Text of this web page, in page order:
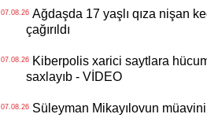
07.08.26Ağdaşda 17 yaşlı qıza nişan
çağırıldı
07.08.26Kiberpolis xarici saytlara
saxlayıb - VİDEO
07.08.26Süleyman Mikayılovun